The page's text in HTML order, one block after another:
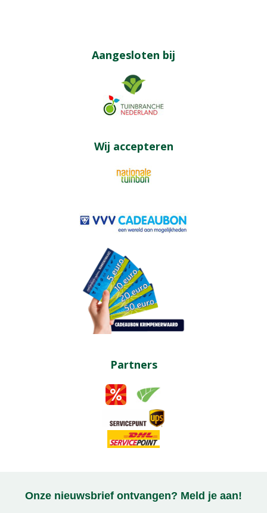
Aangesloten bij
Wij accepteren
Partners
Onze nieuwsbrief ontvangen? Meld je aan!